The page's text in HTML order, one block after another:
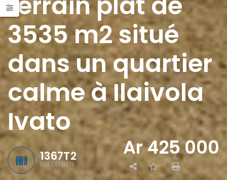
3535 m2 situé
dans un quartier
calme à Ilaivola
Ivato
1367T2
RÉF DU BIEN
Ar 425 000